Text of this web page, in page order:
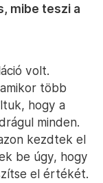
mibe teszi a
volt.
több
hogy a
minden.
kezdtek el
be úgy, hogy
el értékét.